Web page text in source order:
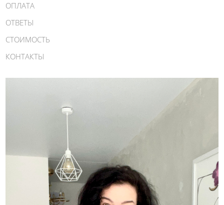
ОПЛАТА
ОТВЕТЫ
СТОИМОСТЬ
КОНТАКТЫ